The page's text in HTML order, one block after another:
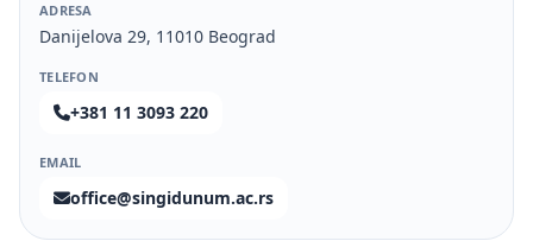
ADRESA
Danijelova 29, 11010 Beograd
TELEFON
+381 11 3093 220
EMAIL
office@singidunum.ac.rs